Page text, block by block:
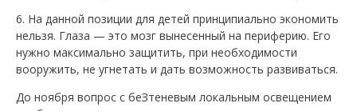
6. На данной позиции для детей принципиально экономить
нельзя. Глаза — это мозг вынесенный на периферию. Его
нужно максимально защитить, при необходимости
вооружить, не угнетать и дать возможность развиваться.
До ноября вопрос с беЗтеневым локальным освещением